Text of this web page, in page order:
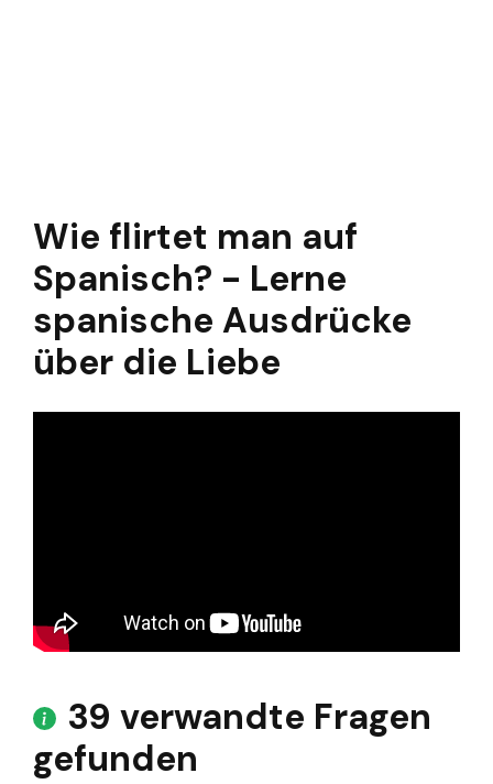
Wie flirtet man auf
Spanisch? - Lerne
spanische Ausdrücke
über die Liebe
39 verwandte Fragen
gefunden